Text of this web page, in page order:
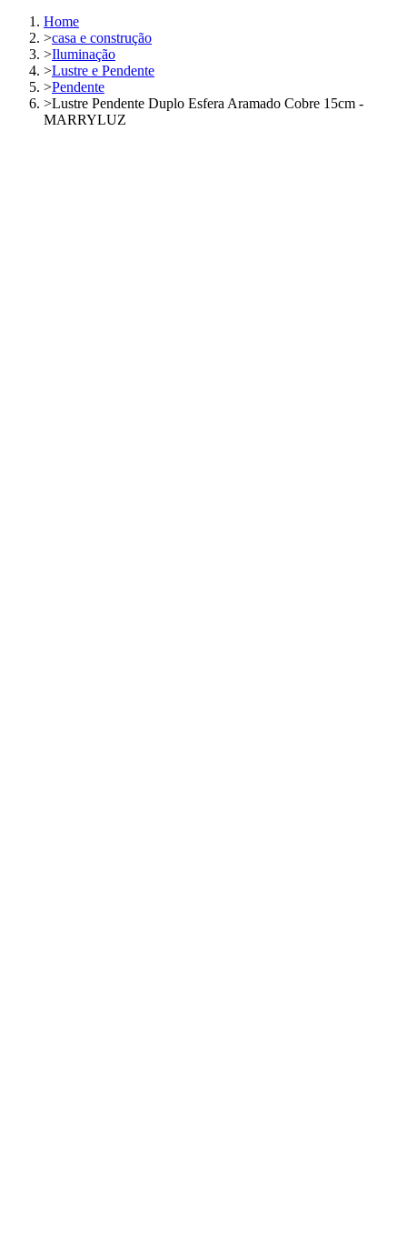
Home
>casa e construção
>Iluminação
>Lustre e Pendente
>Pendente
>Lustre Pendente Duplo Esfera Aramado Cobre 15cm -
MARRYLUZ